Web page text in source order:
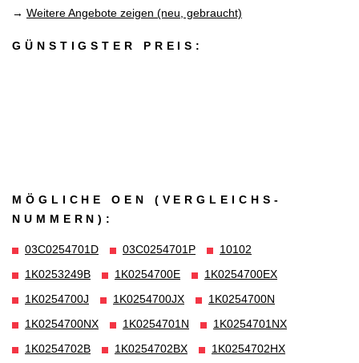
→ Weitere Angebote zeigen (neu, gebraucht)
GÜNSTIGSTER PREIS:
MÖGLICHE OEN (VERGLEICHS­
NUMMERN):
03C0254701D 03C0254701P
10102
1K0253249B
1K0254700E
1K0254700EX
1K0254700J
1K0254700JX
1K0254700N
1K0254700NX
1K0254701N
1K0254701NX
1K0254702B
1K0254702BX
1K0254702HX